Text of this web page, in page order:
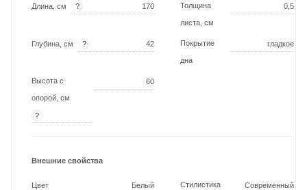
Длина, см ? 170 Толщина
листа, см
0,5
Глубина, см ? 42 Покрытие
дна
гладкое
Высота с
опорой, см
?
60
Внешние свойства
Цвет Белый Стилистика Современный